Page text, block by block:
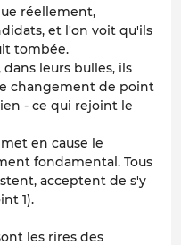
réellement,
et l'on voit qu'ils
tombée.
leurs bulles, ils
changement de point
- ce qui rejoint le
en cause le
fondamental. Tous
acceptent de s'y
1).
les rires des